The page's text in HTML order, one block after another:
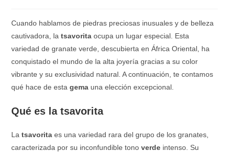
Cuando hablamos de piedras preciosas inusuales y de belleza
cautivadora, latsavorita ocupa un lugar especial. Esta
variedad de granate verde, descubierta en África Oriental, ha
conquistado el mundo de la alta joyería gracias a su color
vibrante y su exclusividad natural. A continuación, te contamos
qué hace de estagema una elección excepcional.
Qué es la tsavorita
La tsavorita es una variedad rara del grupo de los granates,
caracterizada por su inconfundible tono verde intenso. Su